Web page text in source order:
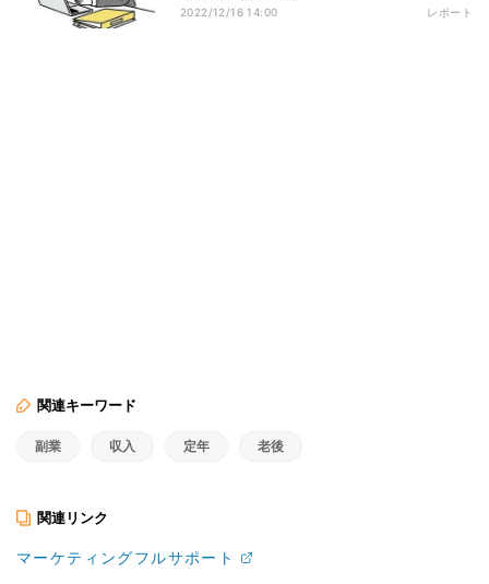
2022/12/16 14:00 レポート
関連キーワード
副業 収入 定年 老後
関連リンク
マーケティングフルサポート